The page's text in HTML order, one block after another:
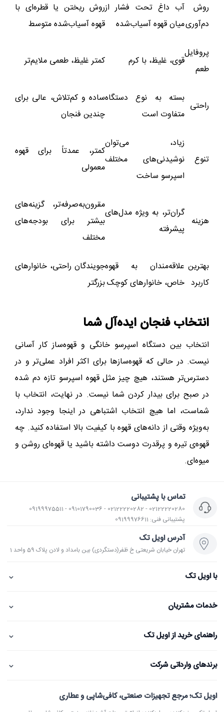
روش
دم‌آوری
آب داغ تحت فشار از
میان قهوه آسیاب‌شده
روش ریختن یا قطره‌ای با
قهوه آسیاب‌شده متوسط
پروفایل
طعم
قوی، غلیظ، با کرم کمتر غلیظ، طعمی ملایم‌تر
راحتی
بسته به نوع دستگاه
متفاوت است
ساده و کم‌تلاش، عالی برای
چندین فنجان
تنوع
زیاد، می‌توان
نوشیدنی‌های مختلف
اسپرسو ساخت
کمتر، عمدتاً برای قهوه
معمولی
هزینه
گران‌تر، به ویژه مدل‌های
پیشرفته
مقرون‌به‌صرفه‌تر، گزینه‌های
بیشتر برای بودجه‌های
مختلف
بهترین
کاربرد
علاقه‌مندان به قهوه
خاص، خانوارهای کوچک
جویندگان راحتی، خانوارهای
بزرگتر
انتخاب فنجان ایده‌آل شما
انتخاب بین دستگاه اسپرسو خانگی و قهوه‌ساز کار آسانی
نیست. در حالی که قهوه‌سازها برای اکثر افراد عملی‌تر و در
دسترس‌تر هستند، هیچ چیز مثل قهوه اسپرسو تازه دم شده
در صبح برای بیدار کردن شما نیست. در نهایت، انتخاب با
شماست، اما هیچ انتخاب اشتباهی در اینجا وجود ندارد،
به‌ویژه وقتی از دانه‌های قهوه با کیفیت بالا استفاده کنید. چه
قهوه‌ی تیره و پرقدرت دوست داشته باشید یا قهوه‌ای روشن و
میوه‌ای.
تماس با پشتیبانی
02122220280 - 02122220282 - 09101790036 - 09199975511
پشتیبانی فنی: 09199976611
آدرس اویل تک
تهران خیابان شریعتی خ ظفر(دستگردی) بین بامداد و لادن پلاک 59 واحد 1
با اویل تک ⌄
خدمات مشتریان ⌄
راهنمای خرید از اویل تک ⌄
برندهای وارداتی شرکت ⌄
اویل تک؛ مرجع تجهیزات صنعتی، کافی‌شاپی و عطاری